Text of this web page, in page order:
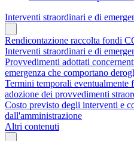
Interventi straordinari e di
Rendicontazione raccolta fondi
Interventi straordinari e di
Provvedimenti adottati
emergenza che comportano
Termini temporali eventualmente
adozione dei provvedimenti
Costo previsto degli interventi e
dall'amministrazione
Altri contenuti